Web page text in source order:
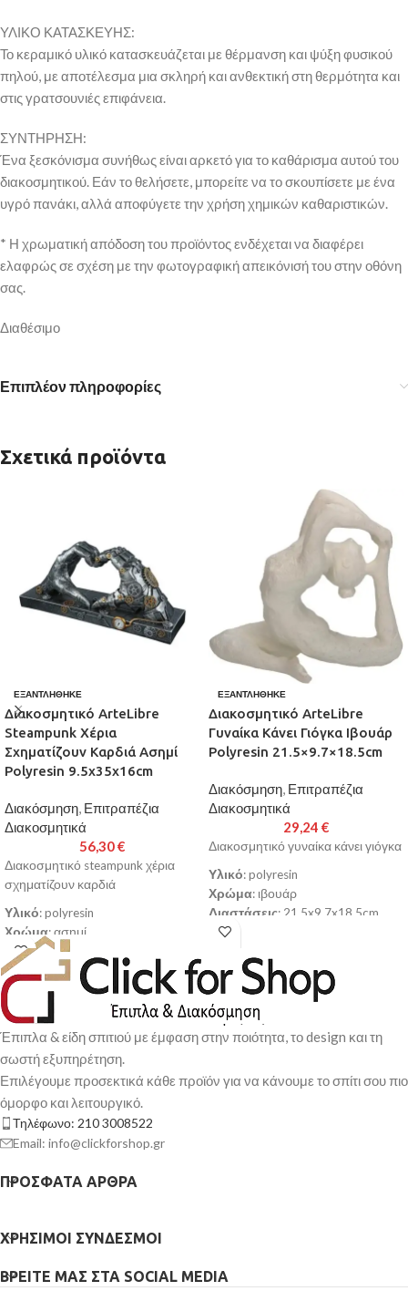
ΥΛΙΚΟ ΚΑΤΑΣΚΕΥΗΣ:
Το κεραμικό υλικό κατασκευάζεται με θέρμανση και ψύξη φυσικού
πηλού, με αποτέλεσμα μια σκληρή και ανθεκτική στη θερμότητα και
στις γρατσουνιές επιφάνεια.
ΣΥΝΤΗΡΗΣΗ:
Ένα ξεσκόνισμα συνήθως είναι αρκετό για το καθάρισμα αυτού του
διακοσμητικού. Εάν το θελήσετε, μπορείτε να το σκουπίσετε με ένα
υγρό πανάκι, αλλά αποφύγετε την χρήση χημικών καθαριστικών.
* Η χρωματική απόδοση του προϊόντος ενδέχεται να διαφέρει
ελαφρώς σε σχέση με την φωτογραφική απεικόνισή του στην οθόνη
σας.
Διαθέσιμο
Επιπλέον πληροφορίες
Σχετικά προϊόντα
ΕΞΑΝΤΛΉΘΗΚΕ
Διακοσμητικό ArteLibre
Steampunk Χέρια
Σχηματίζουν Καρδιά Ασημί
Polyresin 9.5x35x16cm
Διακόσμηση, Επιτραπέζια
Διακοσμητικά
56,30€
Διακοσμητικό steampunk χέρια
σχηματίζουν καρδιά
Υλικό: polyresin
Χρώμα: ασημί
Διαστάσεις
Παράδοση σε 3-10 εργάσιμες
ημέρες
ΕΞΑΝΤΛΉΘΗΚΕ
Διακοσμητικό ArteLibre
Γυναίκα Κάνει Γιόγκα Ιβουάρ
Polyresin 21.5×9.7×18.5cm
Διακόσμηση, Επιτραπέζια
Διακοσμητικά
29,24 €
Διακοσμητικό γυναίκα κάνει γιόγκα
Υλικό: polyresin
Χρώμα: ιβουάρ
Διαστάσεις: 21.5x9.7x18.5cm
Παράδοση σε 3-10 εργάσιμες
Έπιπλα & είδη σπιτιού με έμφαση στην ποιότητα, το design και τη
σωστή εξυπηρέτηση.
Επιλέγουμε προσεκτικά κάθε προϊόν για να κάνουμε το σπίτι σου πιο
όμορφο και λειτουργικό.
Τηλέφωνο: 210 3008522
Email: info@clickforshop.gr
ΠΡΌΣΦΑΤΑ ΆΡΘΡΑ
ΧΡΉΣΙΜΟΙ ΣΎΝΔΕΣΜΟΙ
ΒΡΕΊΤΕ ΜΑΣ ΣΤΑ SOCIAL MEDIA